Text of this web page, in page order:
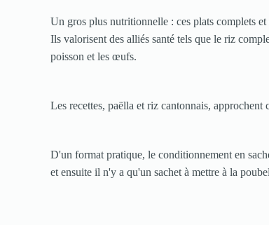
Un gros plus nutritionnelle : ces plats complets
Ils valorisent des alliés santé tels que le riz
poisson et les œufs.
Les recettes, paëlla et riz cantonnais,
D'un format pratique, le conditionnement en
et ensuite il n'y a qu'un sachet à mettre à la